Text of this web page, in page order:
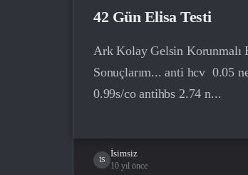
42 Gün Elisa Testi
Ark Kolay Gelsin Korunmalı
Sonuçlarım... anti hcv 0.05
0.99s/co antihbs 2.74 n...
İS
İsimsiz
10 yıl önce